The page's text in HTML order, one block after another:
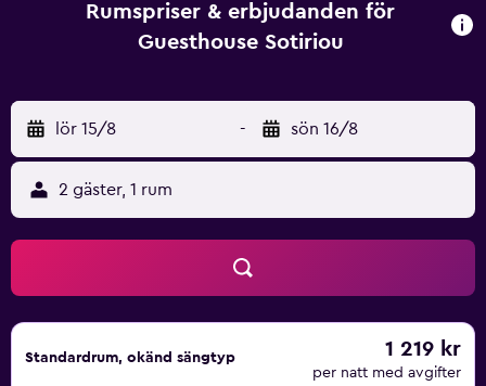
Rumspriser & erbjudanden för
Guesthouse Sotiriou
lör 15/8 - sön 16/8
2 gäster, 1 rum
Standardrum, okänd sängtyp 1 219 kr
per natt med avgifter